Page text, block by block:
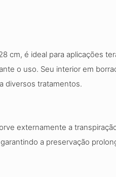
cm, é ideal para aplicações
o uso. Seu interior em
diversos tratamentos.
externamente a
a preservação